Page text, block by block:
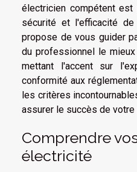
électricien compétent est
sécurité et l'efficacité
propose de vous guider
du professionnel le
mettant l'accent sur
conformité aux
les critères
assurer le succès de
Comprendre
électricité